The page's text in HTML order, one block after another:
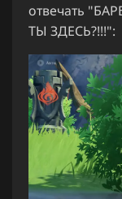
отвечать
ТЫ ЗДЕСЬ?!!!":